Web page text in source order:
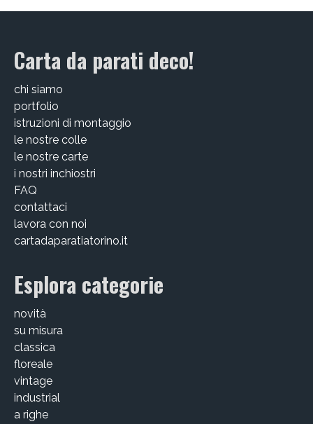
Michele D’Ottavio
CHI SIAMO
CONTATTI
GUIDA ALL’ACQUISTO
Carta da parati deco!
chi siamo
portfolio
istruzioni di montaggio
le nostre colle
le nostre carte
i nostri inchiostri
FAQ
contattaci
lavora con noi
cartadaparatiatorino.it
Esplora categorie
novità
su misura
classica
floreale
vintage
industrial
a righe